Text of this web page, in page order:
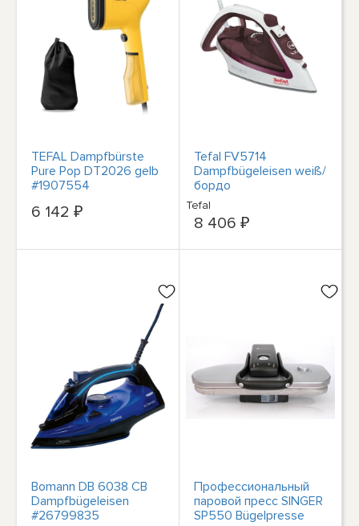
TEFAL Dampfbürste
Pure Pop DT2026 gelb
#1907554
6 142 ₽
Tefal FV5714
Dampfbügeleisen weiß/
бордо
Tefal
8 406 ₽
Bomann DB 6038 CB
Dampfbügeleisen
#26799835
Профессиональный
паровой пресс SINGER
SP550 Bügelpresse